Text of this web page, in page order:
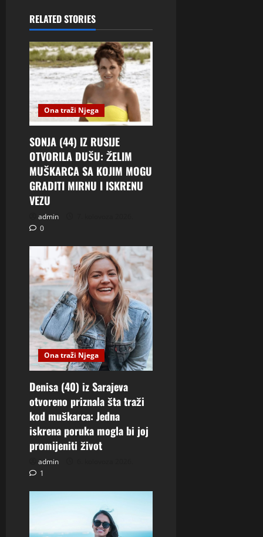
RELATED STORIES
Ona traži Njega
SONJA (44) IZ RUSIJE
OTVORILA DUŠU: ŽELIM
MUŠKARCA SA KOJIM MOGU
GRADITI MIRNU I ISKRENU
VEZU
admin
0
Ona traži Njega
Denisa (40) iz Sarajeva
otvoreno priznala šta traži
kod muškarca: Jedna
iskrena poruka mogla bi joj
promijeniti život
admin
1